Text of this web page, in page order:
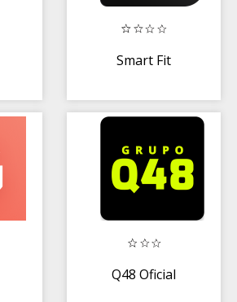
Smart Fit
Q48 Oficial